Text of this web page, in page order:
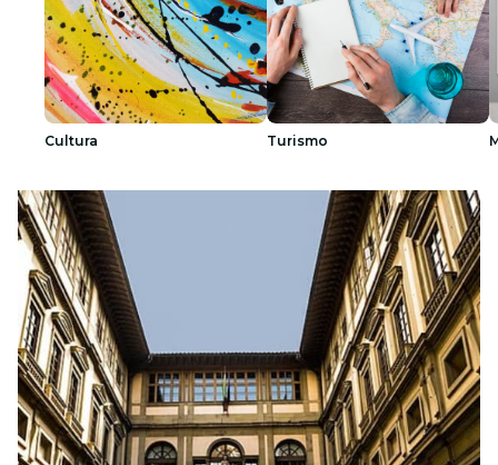
Cultura Turismo